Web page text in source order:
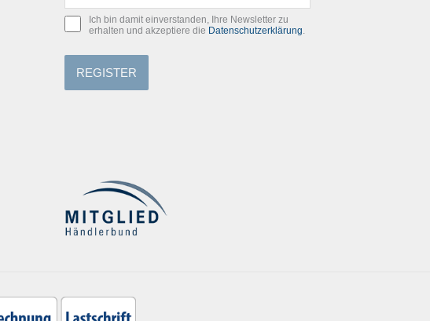
Ich bin damit einverstanden, Ihre Newsletter zu
erhalten und akzeptiere die Datenschutzerklärung.